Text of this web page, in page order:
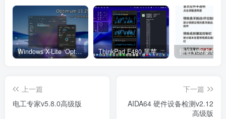
Windows X-Lite ‘Optimum 11’ 25H2 Pro v2 ThinkPad E480 黑苹果完美Tahoe的EFI分享（2026.03.01更新） 抖音V36.5.0 内
上一篇
电工专家v5.8.0高级版
下一篇
AIDA64 硬件设备检测v2.12
高级版